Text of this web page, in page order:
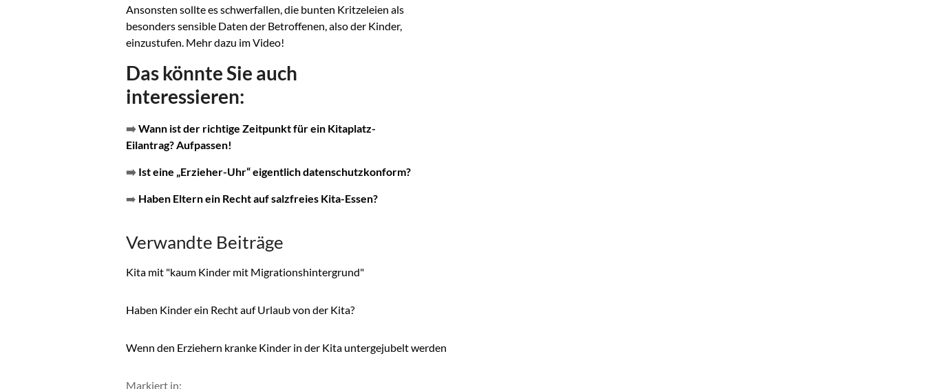
Ansonsten sollte es schwerfallen, die bunten Kritzeleien als
besonders sensible Daten der Betroffenen, also der Kinder,
einzustufen. Mehr dazu im Video!
Das könnte Sie auch
interessieren:
➡️Wann ist der richtige Zeitpunkt für ein Kitaplatz-
Eilantrag? Aufpassen!
➡️ Ist eine „Erzieher-Uhr“ eigentlich datenschutzkonform?
➡️ Haben Eltern ein Recht auf salzfreies Kita-Essen?
Verwandte Beiträge
Kita mit "kaum Kinder mit Migrationshintergrund"
Haben Kinder ein Recht auf Urlaub von der Kita?
Wenn den Erziehern kranke Kinder in der Kita untergejubelt werden
Markiert in: